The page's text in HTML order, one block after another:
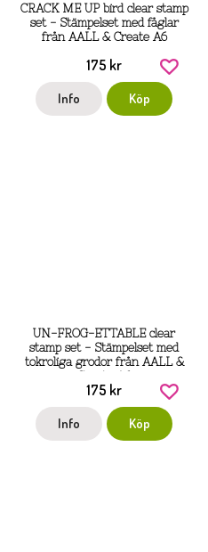
CRACK ME UP bird clear stamp
set - Stämpelset med fåglar
från AALL & Create A6
175 kr
Info Köp
UN-FROG-ETTABLE clear
stamp set - Stämpelset med
tokroliga grodor från AALL &
175 kr
Info Köp